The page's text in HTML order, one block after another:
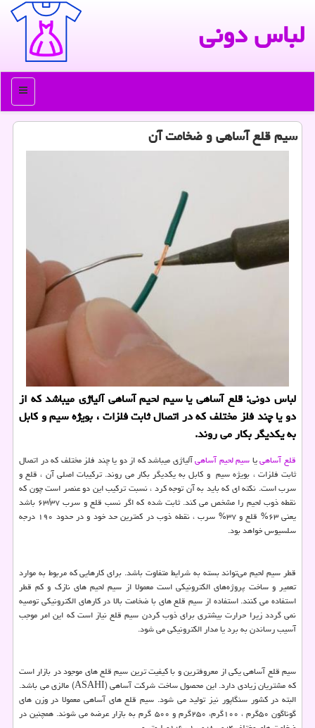
لباس دونی
منو
سیم قلع آساهی و ضخامت آن
لباس دونی: قلع آساهی یا سیم لحیم آساهی آلیاژی میباشد كه از
دو یا چند فلز مختلف كه در اتصال ثابت فلزات ، بویژه سیم و كابل
به یكدیگر بكار می روند.
قلع آساهییاسیم لحیم آساهیآلیاژی میباشد که از دو یا چند فلز مختلف که در اتصال
ثابت فلزات ، بویژه سیم و کابل به یکدیگر بکار می روند. ترکیبات اصلی آن ، قلع و
سرب است. نکته ای که باید به آن توجه کرد ، نسبت ترکیب این دو عنصر است چون که
نقطه ذوب لحیم را مشخص می کند. ثابت شده که اگر نسب قلع و سرب ۶۳/۳۷ باشد
یعنی ۶۳% قلع و ۳۷% سرب ، نقطه ذوب در کمترین حد خود و در حدود ۱۹۰ درجه
سلسیوس خواهد بود.
قطر سیم لحیم می‌تواند بسته به شرایط متفاوت باشد. برای کارهایی که مربوط به موارد
تعمیر و ساخت پروژه‌های الکترونیکی است معمولا از سیم لحیم های نازک و کم قطر
استفاده می کنند. استفاده از سیم قلع های با ضخامت بالا در کارهای الکترونیکی توصیه
نمی گردد زیرا حرارت بیشتری برای ذوب کردن سیم قلع نیاز است که این امر موجب
آسیب رساندن به برد یا مدار الکترونیکی می شود.
سیم قلع آساهی یکی از معروفترین و با کیفیت ترین سیم قلع های موجود در بازار است
که مشتریان زیادی دارد. این محصول ساخت شرکت آساهی (ASAHI) مالزی می باشد.
البته در کشور سنگاپور نیز تولید می شود. سیم قلع های آساهی معمولا در وزن های
گوناگون ۵۰گرم ، ۱۰۰گرم، ۲۵۰گرم و ۵۰۰ گرم به بازار عرضه می شوند. همچنین در